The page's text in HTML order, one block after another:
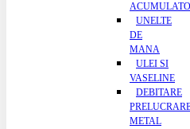
UNELTE
DE
MANA
ULEI SI
VASELINE
DEBITARE
METAL